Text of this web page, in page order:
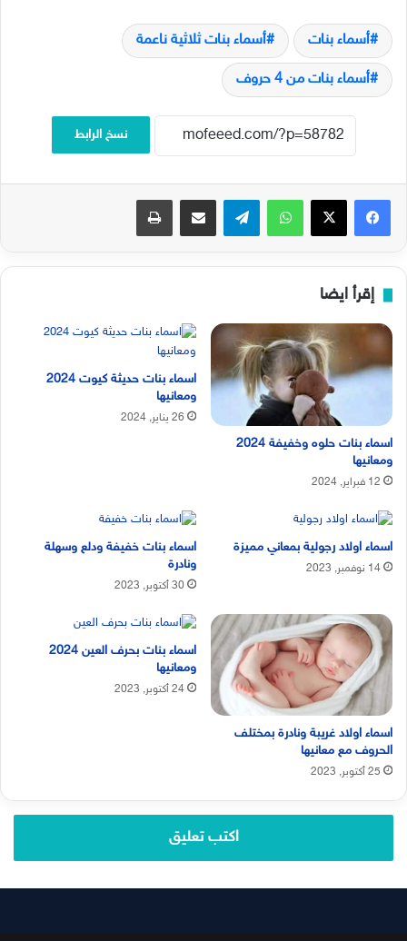
أسماء بنات أسماء بنات ثلاثية ناعمة
أسماء بنات من 4 حروف
نسخ الرابط
فيسبوك‫X واتساب تيلقرام مشاركة عبر البريد طباعة
إقرأ ايضا
اسماء بنات حلوه وخفيفة 2024
ومعانيها
12 فبراير, 2024
اسماء بنات حديثة كيوت 2024
ومعانيها
26 يناير, 2024
اسماء اولاد رجولية بمعاني مميزة
14 نوفمبر, 2023
اسماء بنات خفيفة ودلع وسهلة
ونادرة
30 أكتوبر, 2023
اسماء اولاد غريبة ونادرة بمختلف
الحروف مع معانيها
25 أكتوبر, 2023
اسماء بنات بحرف العين 2024
ومعانيها
24 أكتوبر, 2023
اكتب تعليق